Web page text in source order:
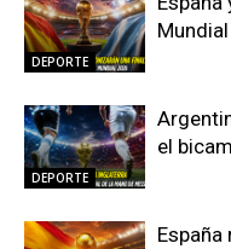
DEPORTE
DEPORTE
el